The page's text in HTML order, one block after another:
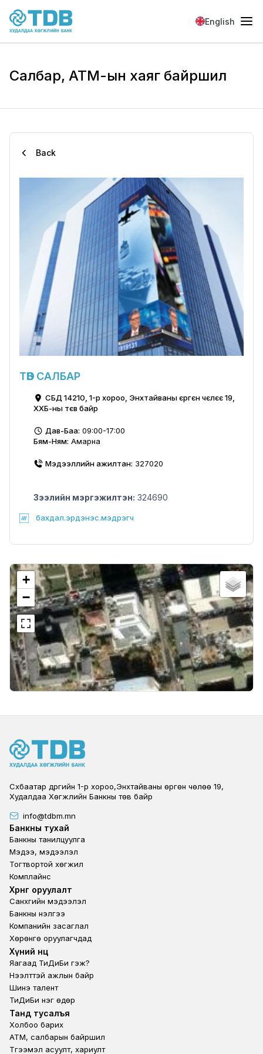
Skip to main content
English
Салбар, АТМ-ын хаяг байршил
Back
ТӨВ САЛБАР
СБД 14210, 1-р хороо, Энхтайваны єргєн чєлєє 19,
ХХБ-ны тєв байр
Дав-Баа: 09:00-17:00
Бям-Ням: Амарна
Мэдээллийн ажилтан: 327020
Зээлийн мэргэжилтэн: 324690
бахдал.эрдэнэс.мэдрэгч
+
−
Сүхбаатар дүүргийн 1-р хороо,Энхтайваны өргөн чөлөө 19,
Худалдаа Хөгжлийн Банкны төв байр
info@tdbm.mn
Footer
Банкны тухай
Банкны танилцуулга
Мэдээ, мэдээлэл
Тогтвортой хөгжил
Комплайнс
Footer third
Хөрөнгө оруулалт
Санхүүгийн мэдээлэл
Банкны үнэлгээ
Компанийн засаглал
Хөрөнгө оруулагчдад
Footer second
Хүний нөөц
Яагаад ТиДиБи гэж?
Нээлттэй ажлын байр
Шинэ талент
ТиДиБи нэг өдөр
Footer fourth
Танд тусалъя
Холбоо барих
ATM, салбарын байршил
Түгээмэл асуулт, хариулт